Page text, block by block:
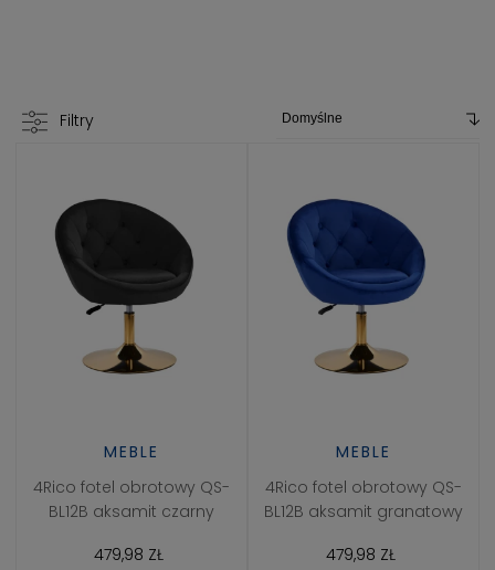
Filtry
MEBLE
4Rico fotel obrotowy QS-
BL12B aksamit czarny
479,98 ZŁ
MEBLE
4Rico fotel obrotowy QS-
BL12B aksamit granatowy
479,98 ZŁ